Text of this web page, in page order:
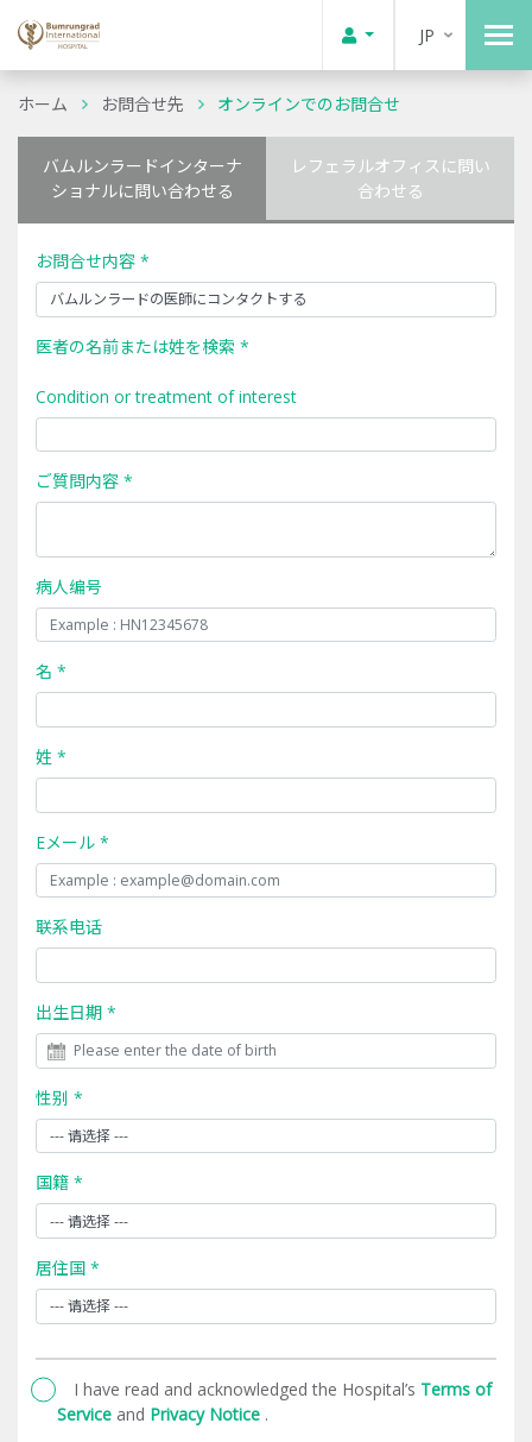
JP
ホーム お問合せ先 オンラインでのお問合せ
バムルンラードインターナ
ショナルに問い合わせる
レフェラルオフィスに問い
合わせる
お問合せ内容 *
医者の名前または姓を検索 *
Condition or treatment of interest
ご質問内容 *
病人编号
名 *
姓 *
Eメール *
联系电话
出生日期 *
性别 *
国籍 *
居住国 *
I have read and acknowledged the Hospital’s Terms of
Service and Privacy Notice .